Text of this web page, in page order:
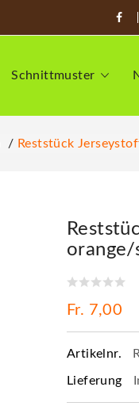
Schnittmuster
Reststück
orange/
Fr. 7,00
Artikelnr.
Lieferung